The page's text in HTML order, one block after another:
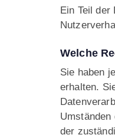
Ein Teil der
Welche
Sie haben
erhalten.
der